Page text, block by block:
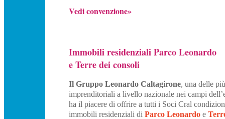
Vedi convenzione»
Immobili residenziali Parco Leonardo
e Terre dei consoli
Il Gruppo Leonardo Caltagirone, una delle
imprenditoriali a livello nazionale nei campi
ha il piacere di offrire a tutti i Soci Cral
immobili residenziali di Parco Leonardoe